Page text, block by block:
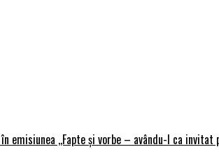
emisiunea ,,Fapte și vorbe – avându-l ca